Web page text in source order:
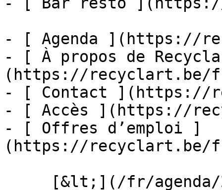
- [ Agenda ](https://
- [ À propos de
(https://recyclart.be/
- [ Contact ](https://
- [ Accès ](https://
- [ Offres d’emploi ]
(https://recyclart.be/